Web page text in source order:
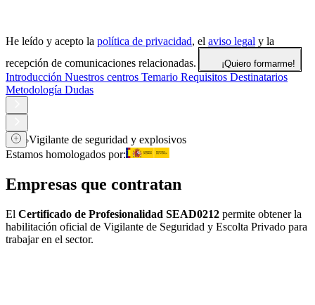
He leído y acepto la política de privacidad, el aviso legal y la
recepción de comunicaciones relacionadas.
¡Quiero formarme!
Introducción Nuestros centros Temario Requisitos Destinatarios
Metodología Dudas
Vigilante de seguridad y explosivos
Estamos homologados por:
Empresas que contratan
El Certificado de Profesionalidad SEAD0212 permite obtener la
habilitación oficial de Vigilante de Seguridad y Escolta Privado para
trabajar en el sector.